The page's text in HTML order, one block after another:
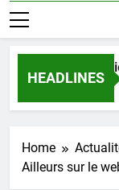
HEADLINES
la magie
Home
Ailleurs sur le